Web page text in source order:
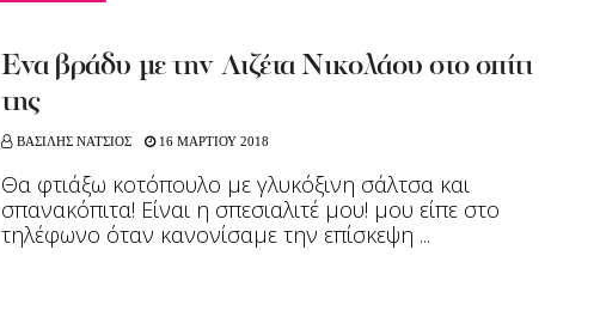
Ένα βράδυ με την Λιζέτα Νικολάου στο σπίτι
της
ΒΑΣΙΛΗΣ ΝΑΤΣΙΟΣ 16 ΜΑΡΤΙΟΥ 2018
Θα φτιάξω κοτόπουλο με γλυκόξινη σάλτσα και
σπανακόπιτα! Είναι η σπεσιαλιτέ μου! μου είπε στο
τηλέφωνο όταν κανονίσαμε την επίσκεψη ...